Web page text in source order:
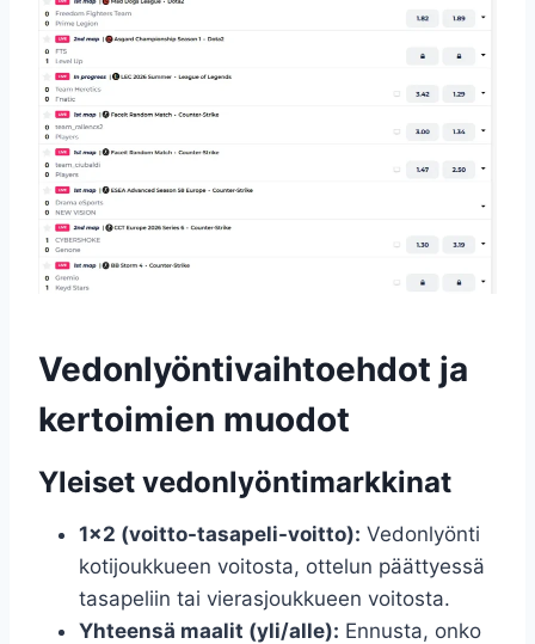
Vedonlyöntivaihtoehdot ja
kertoimien muodot
Yleiset vedonlyöntimarkkinat
1×2 (voitto-tasapeli-voitto): Vedonlyönti
kotijoukkueen voitosta, ottelun päättyessä
tasapeliin tai vierasjoukkueen voitosta.
Yhteensä maalit (yli/alle): Ennusta, onko